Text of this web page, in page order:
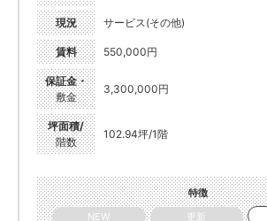
現況 サービス(その他)
賃料 550,000円
保証金・
敷金
3,300,000円
坪面積/
階数
102.94坪/1階
特徴
NEW
更新